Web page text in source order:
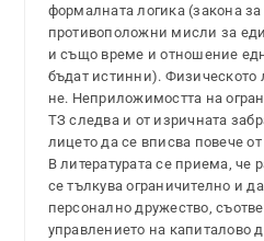
формалната логика (закона
противоположни мисли за
и също време и отношение
бъдат истинни). Физическото
не. Неприложимостта на
ТЗ следва и от изричната
лицето да се вписва повече
В литературата се приема, че
се тълкува ограничително и
персонално дружество,
управлението на капиталово